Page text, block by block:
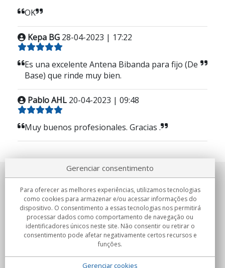
OK
Kepa BG 28-04-2023 | 17:22
Es una excelente Antena Bibanda para fijo (De
Base) que rinde muy bien.
Pablo AHL 20-04-2023 | 09:48
Muy buenos profesionales. Gracias .
Sobre nosotros
Compromissos
Compras
Gerenciar consentimento
Para oferecer as melhores experiências, utilizamos tecnologias
como cookies para armazenar e/ou acessar informações do
dispositivo. O consentimento a essas tecnologias nos permitirá
processar dados como comportamento de navegação ou
identificadores únicos neste site. Não consentir ou retirar o
consentimento pode afetar negativamente certos recursos e
funções.
Gerenciar cookies